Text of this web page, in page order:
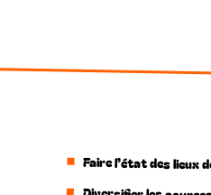
Faire l’état des lieux